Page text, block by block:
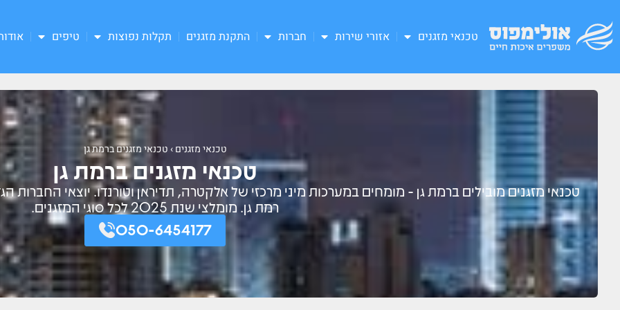
טכנאי מזגנים אזורי שירות חברות התקנת מזגנים תקלות נפוצות טיפים
טכנאי מזגנים ›טכנאי מזגנים ברמת גן
טכנאי מזגנים ברמת גן
טכנאי מזגנים מובילים ברמת גן - מומחים במערכות מיני מרכזי של אלקטרה, תדיראן וטורנדו. יוצאי החברות
רמת גן. מומלצי שנת 2025 לכל סוגי המזגנים.
050-6454177